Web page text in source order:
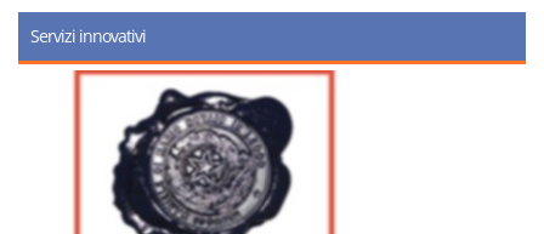
Servizi innovativi